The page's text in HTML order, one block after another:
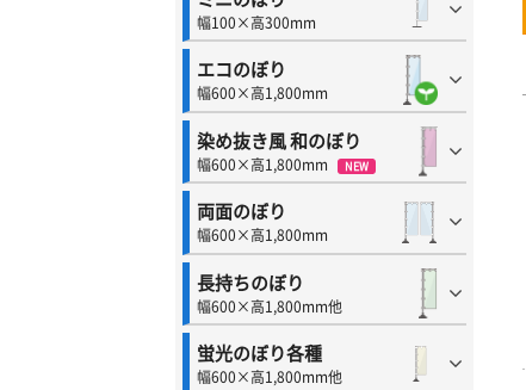
幅100×高300mm
エコのぼり
幅600×高1,800mm
染め抜き風 和のぼり
幅600×高1,800mm NEW
両面のぼり
幅600×高1,800mm
長持ちのぼり
幅600×高1,800mm他
蛍光のぼり各種
幅600×高1,800mm他